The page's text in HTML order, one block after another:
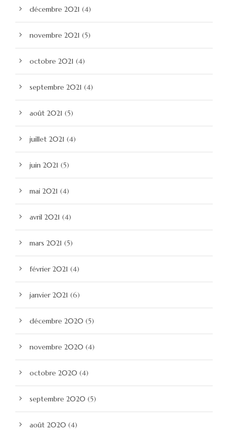
décembre 2021 (4)
novembre 2021 (5)
octobre 2021 (4)
septembre 2021 (4)
août 2021 (5)
juillet 2021 (4)
juin 2021 (5)
mai 2021 (4)
avril 2021 (4)
mars 2021 (5)
février 2021 (4)
janvier 2021 (6)
décembre 2020 (5)
novembre 2020 (4)
octobre 2020 (4)
septembre 2020 (5)
août 2020 (4)